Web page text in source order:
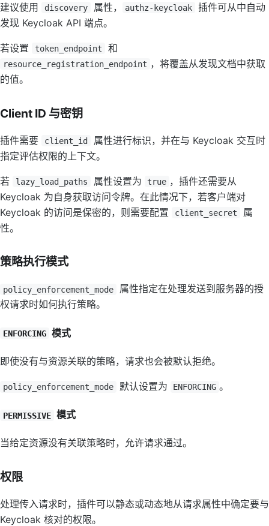
建议使用 discovery 属性， authz-keycloak
插件可从中自动
发现 Keycloak API 端点。
若设置 token_endpoint 和
resource_registration_endpoint ，将覆盖从发现文档中获取
的值。
Client ID 与密钥
插件需要 client_id
属性进行标识，并在与 Keycloak 交互时
指定评估权限的上下文。
若 lazy_load_paths 属性设置为 true ，插件还需要从
Keycloak 为自身获取访问令牌。在此情况下，若客户端对
Keycloak 的访问是保密的，则需要配置
client_secret
属
性。
策略执行模式
policy_enforcement_mode
属性指定在处理发送到服务器的授
权请求时如何执行策略。
ENFORCING 模式
即使没有与资源关联的策略，请求也会被默认拒绝。
policy_enforcement_mode 默认设置为 ENFORCING 。
PERMISSIVE 模式
当给定资源没有关联策略时，允许请求通过。
权限
处理传入请求时，插件可以静态或动态地从请求属性中确定要与
Keycloak 核对的权限。